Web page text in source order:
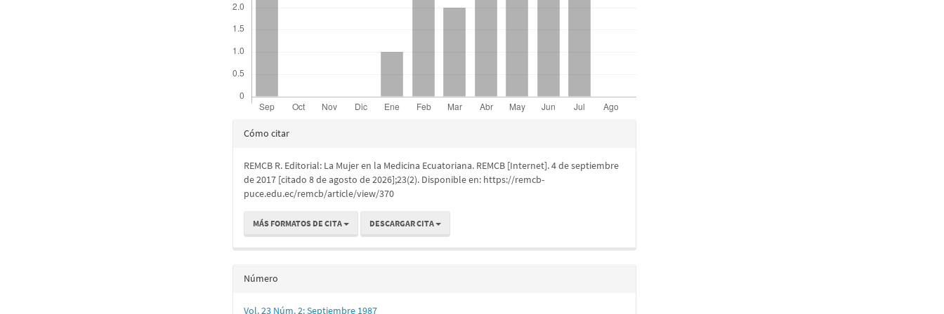
Detalles
artículo
Cómo citar
REMCB R. Editorial: La Mujer en la Medicina Ecuatoriana. REMCB [Internet]. 4 de septiembre
de 2017 [citado 8 de agosto de 2026];23(2). Disponible en: https://remcb-
puce.edu.ec/remcb/article/view/370
MÁS FORMATOS DE CITA DESCARGAR CITA
Número
Vol. 23 Núm. 2: Septiembre 1987